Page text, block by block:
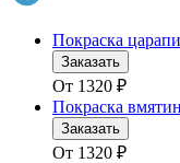
Покраска
Заказать
От 1320 ₽
Покраска
Заказать
От 1320 ₽